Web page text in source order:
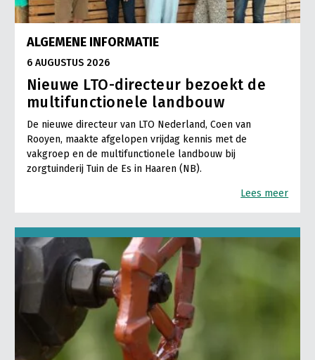
ALGEMENE INFORMATIE
6 AUGUSTUS 2026
Nieuwe LTO-directeur bezoekt de
multifunctionele landbouw
De nieuwe directeur van LTO Nederland, Coen van
Rooyen, maakte afgelopen vrijdag kennis met de
vakgroep en de multifunctionele landbouw bij
zorgtuinderij Tuin de Es in Haaren (NB).
Lees meer